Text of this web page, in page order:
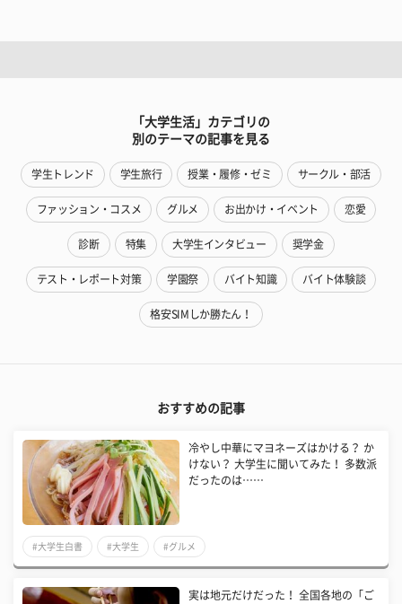
「大学生活」カテゴリの
別のテーマの記事を見る
学生トレンド 学生旅行 授業・履修・ゼミ サークル・部活
ファッション・コスメ グルメ お出かけ・イベント 恋愛
診断 特集 大学生インタビュー 奨学金
テスト・レポート対策 学園祭 バイト知識 バイト体験談
格安SIMしか勝たん！
おすすめの記事
冷やし中華にマヨネーズはかける？ か
けない？ 大学生に聞いてみた！ 多数派
だったのは……
#大学生白書 #大学生 #グルメ
実は地元だけだった！ 全国各地の「ご